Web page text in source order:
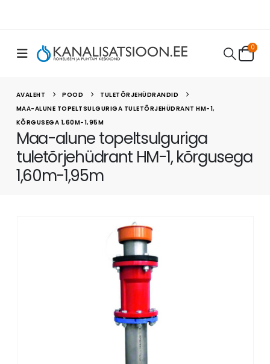
0
AVALEHT POOD
TULETÕRJEHÜDRANDID
MAA-ALUNE TOPELTSULGURIGA TULETÕRJEHÜDRANT HM-1,
KÕRGUSEGA 1,60M-1,95M
Maa-alune topeltsulguriga
tuletõrjehüdrant HM-1, kõrgusega
1,60m-1,95m